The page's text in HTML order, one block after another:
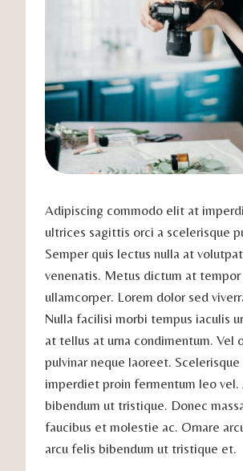
Adipiscing commodo elit at
ultrices sagittis orci a scelerisque
Semper quis lectus nulla at
venenatis. Metus dictum at
ullamcorper. Lorem dolor sed
Nulla facilisi morbi tempus iaculis
at tellus at urna condimentum. Vel
pulvinar neque laoreet.
imperdiet proin fermentum leo vel.
bibendum ut tristique. Donec
faucibus et molestie ac. Ornare
arcu felis bibendum ut tristique et.